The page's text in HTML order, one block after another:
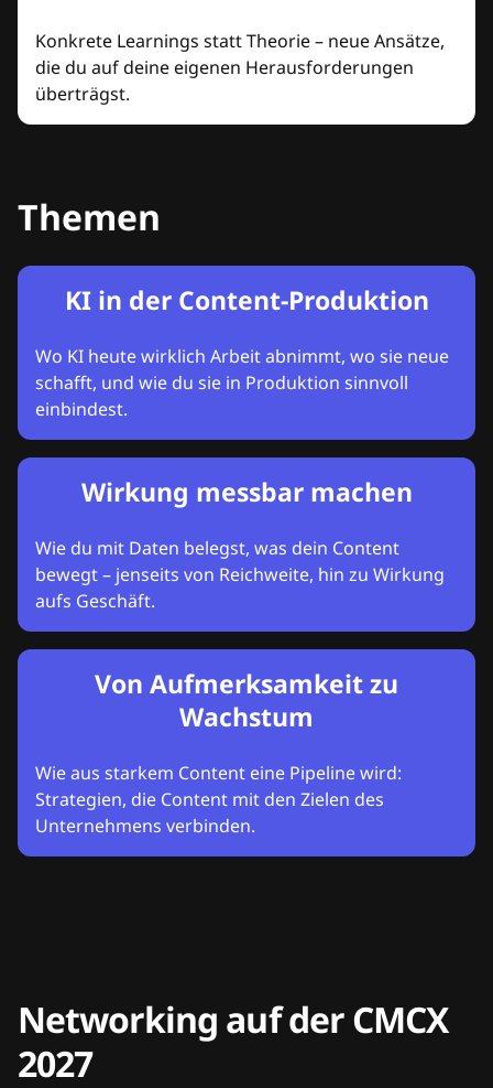
Konkrete Learnings statt Theorie – neue Ansätze,
die du auf deine eigenen Herausforderungen
überträgst.
Themen
KI in der Content-Produktion
Wo KI heute wirklich Arbeit abnimmt, wo sie neue
schafft, und wie du sie in Produktion sinnvoll
einbindest.
Wirkung messbar machen
Wie du mit Daten belegst, was dein Content
bewegt – jenseits von Reichweite, hin zu Wirkung
aufs Geschäft.
Von Aufmerksamkeit zu
Wachstum
Wie aus starkem Content eine Pipeline wird:
Strategien, die Content mit den Zielen des
Unternehmens verbinden.
Networking auf der CMCX
2027